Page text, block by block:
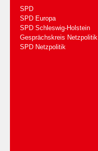
SPD
SPD Europa
SPD Schleswig-Holstein
Gesprächskreis Netzpolitik
SPD Netzpolitik